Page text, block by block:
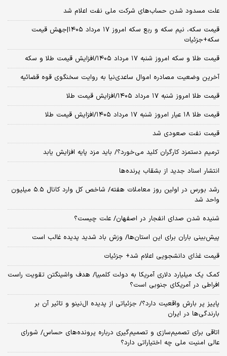
علت مسدود شدن حساب‌های شرکت ملی نفت اعلام شد
قیمت سکه، نیم سکه و ربع سکه امروز ۱۷ مرداد ۱۴۰۵|جهش قیمت
سکه+جزئیات
قیمت طلا و سکه امروز شنبه ۱۷ مرداد ۱۴۰۵/افزایش قیمت طلا و سکه
آخرین وضعیت مصادره اموال ساعدی‌نیا به روایت سخنگوی قوه قضائیه
قیمت طلا امروز شنبه ۱۷ مرداد ۱۴۰۵/افزایش قیمت طلا
قیمت طلا ۱۸ عیار امروز شنبه ۱۷ مرداد ۱۴۰۵/افزایش قیمت طلا
قیمت نفت صعودی شد
ترمیم دستمزد کارگران کلید می‌خورد؟/ باید مزد پایه افزایش یابد
انتشار اسناد جدید از بشقاب پرنده‌ها
رشد بورس در اولین روز معاملات هفته/ شاخص کل وارد کانال ۵.۵ میلیون
واحد شد
شنیده شدن صدای انفجار در اصفهان/ علت چیست؟
پیش‌بینی باران برای این استان‌ها/ وزش باد شدید پدیده غالب است
قیمت غذای دانشجویی اعلام شد+ جزئیات
کمک یک میلیارد دلاری آمریکا به دولت کلمبیا/ هدف واشینگتن تقویت راست
افراطی در آمریکای جنوبی است؟
پاییز پر بارش واقعیت دارد؟/ جزئیاتی از پدیده ال‌نینو و تاثیر آن بر
بارندگی‌ها در ایران
اتاقی برای تصمیم‌سازی و تصمیم‌گیری درباره پرونده‌های حساس/ شورای
عالی امنیت ملی چه اختیاراتی دارد؟